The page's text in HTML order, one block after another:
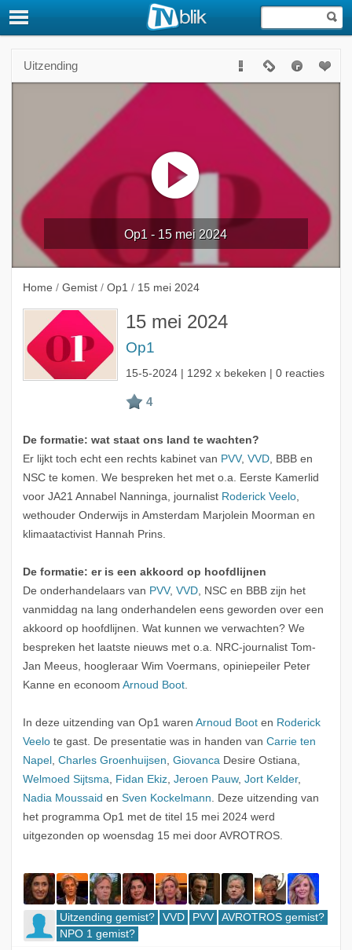
Uitzending
Op1 - 15 mei 2024
Home / Gemist / Op1 / 15 mei 2024
15 mei 2024
Op1
15-5-2024| 1292 x bekeken | 0 reacties
De formatie: wat staat ons land te wachten?
Er lijkt toch echt een rechts kabinet van PVV, VVD, BBB en
NSC te komen. We bespreken het met o.a. Eerste Kamerlid
voor JA21 Annabel Nanninga, journalist Roderick Veelo,
wethouder Onderwijs in Amsterdam Marjolein Moorman en
klimaatactivist Hannah Prins.
De formatie: er is een akkoord op hoofdlijnen
De onderhandelaars van PVV, VVD, NSC en BBB zijn het
vanmiddag na lang onderhandelen eens geworden over een
akkoord op hoofdlijnen. Wat kunnen we verwachten? We
bespreken het laatste nieuws met o.a. NRC-journalist Tom-
Jan Meeus, hoogleraar Wim Voermans, opiniepeiler Peter
Kanne en econoom Arnoud Boot.
In deze uitzending van Op1 waren Arnoud Booten Roderick
Veelote gast. De presentatie was in handen van Carrie ten
Napel , Charles Groenhuijsen, GiovancaDesire Ostiana,
Welmoed Sijtsma, Fidan Ekiz, Jeroen Pauw, Jort Kelder,
Nadia Moussaid en Sven Kockelmann. Deze uitzending van
het programma Op1 met de titel 15 mei 2024 werd
uitgezonden op woensdag 15 mei door AVROTROS.
Uitzending gemist? VVD PVV
AVROTROS gemist?
NPO 1 gemist?